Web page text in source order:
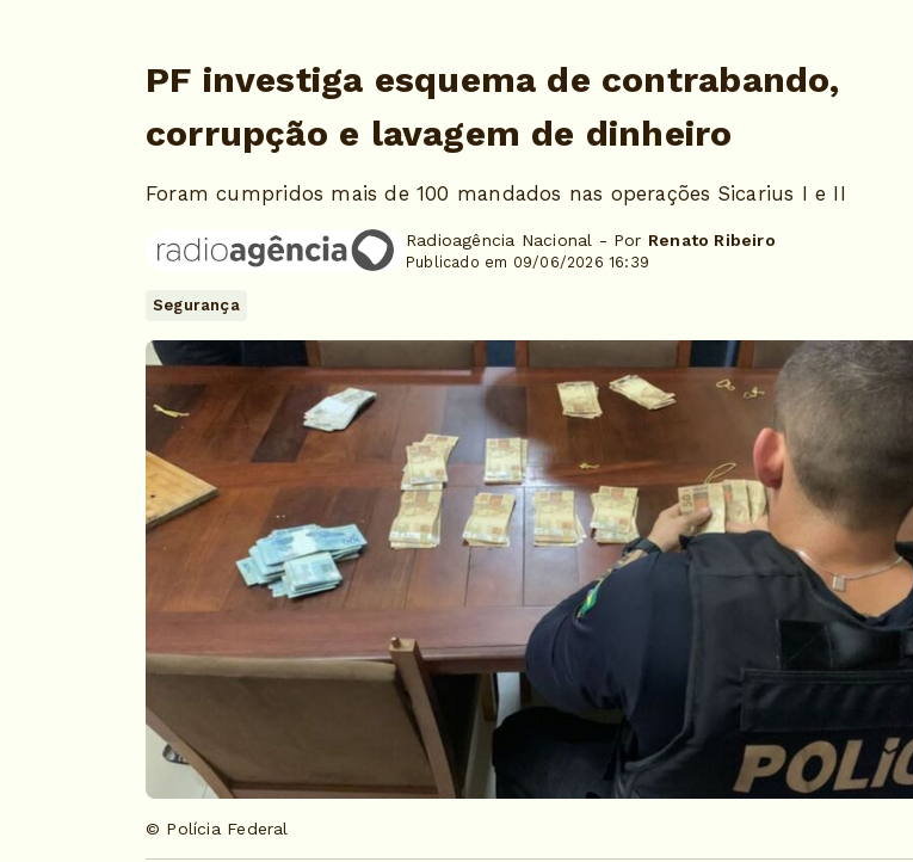
PF investiga esquema de contrabando,
corrupção e lavagem de dinheiro
Foram cumpridos mais de 100 mandados nas operações Sicarius I e II
Radioagência Nacional - Por Renato Ribeiro
Publicado em 09/06/2026 16:39
Segurança
© Polícia Federal